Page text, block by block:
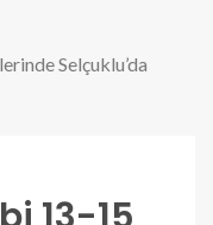
Selçuklu’da